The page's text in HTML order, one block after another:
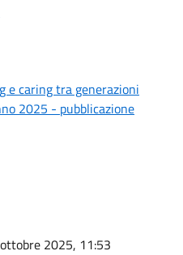
e caring tra generazioni
2025 - pubblicazione
2025, 11:53